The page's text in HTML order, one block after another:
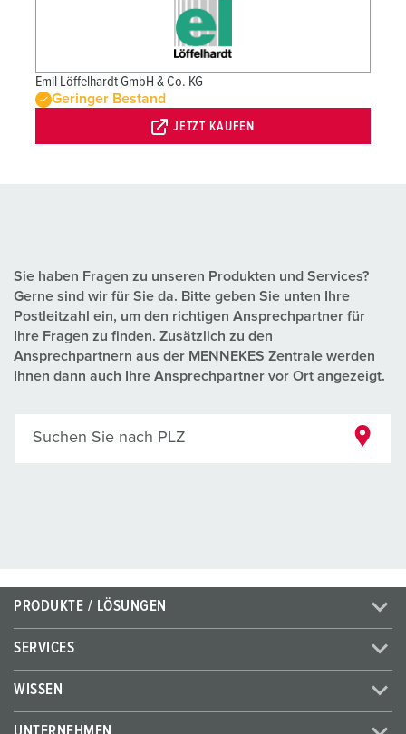
Emil Löffelhardt GmbH & Co. KG
Geringer Bestand
JETZT KAUFEN
Sie haben Fragen zu unseren Produkten und Services?
Gerne sind wir für Sie da. Bitte geben Sie unten Ihre
Postleitzahl ein, um den richtigen Ansprechpartner für
Ihre Fragen zu finden. Zusätzlich zu den
Ansprechpartnern aus der MENNEKES Zentrale werden
Ihnen dann auch Ihre Ansprechpartner vor Ort angezeigt.
Suchen Sie nach PLZ
PRODUKTE / LÖSUNGEN
SERVICES
WISSEN